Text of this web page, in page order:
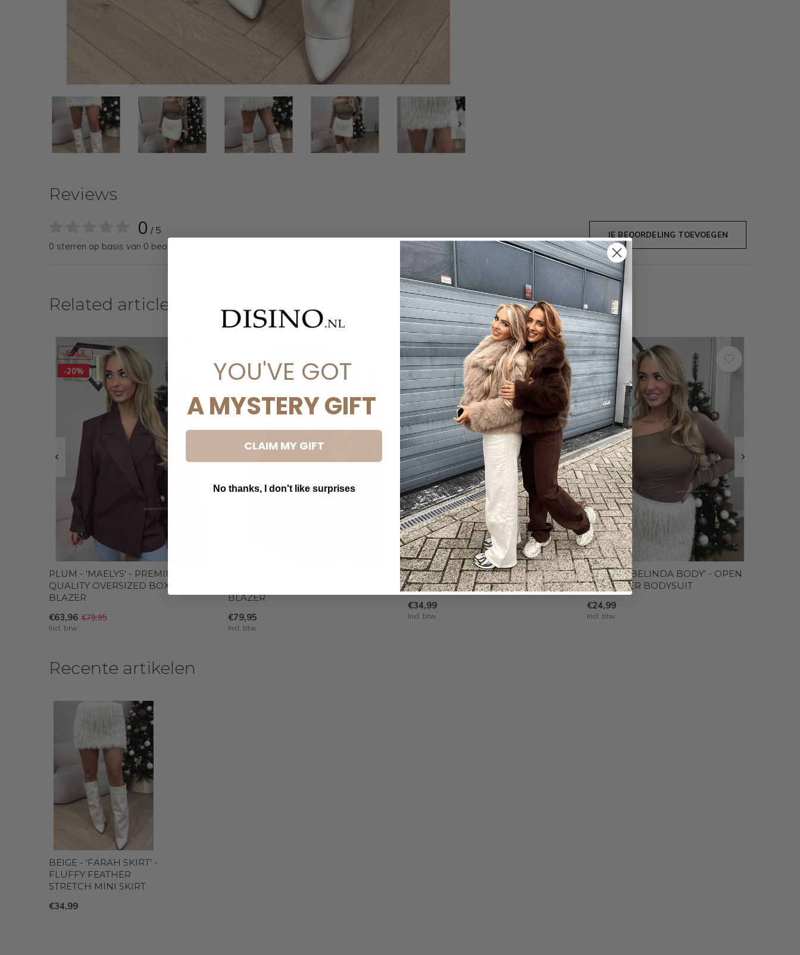
Reviews
0 / 5
0 sterren op basis van 0 beoordelingen
JE BEOORDELING TOEVOEGEN
Related articles
SALE
-20%
PLUM - 'MAELYS' - PREMIUM
QUALITY OVERSIZED BOXED
BLAZER
€63,96 €79,95
Incl. btw
BLAZER
€79,95
Incl. btw
CHOCO - 'FARAH SKIRT' - FLUFFY
FEATHER STRETCH MINI SKIRT
€34,99
Incl. btw
CAMEL - 'BELINDA BODY' - OPEN
SHOULDER BODYSUIT
€24,99
Incl. btw
Recente artikelen
BEIGE - 'FARAH SKIRT' -
FLUFFY FEATHER
STRETCH MINI SKIRT
€34,99
YOU'VE GOT
A MYSTERY GIFT
CLAIM MY GIFT
No thanks, I don't like surprises